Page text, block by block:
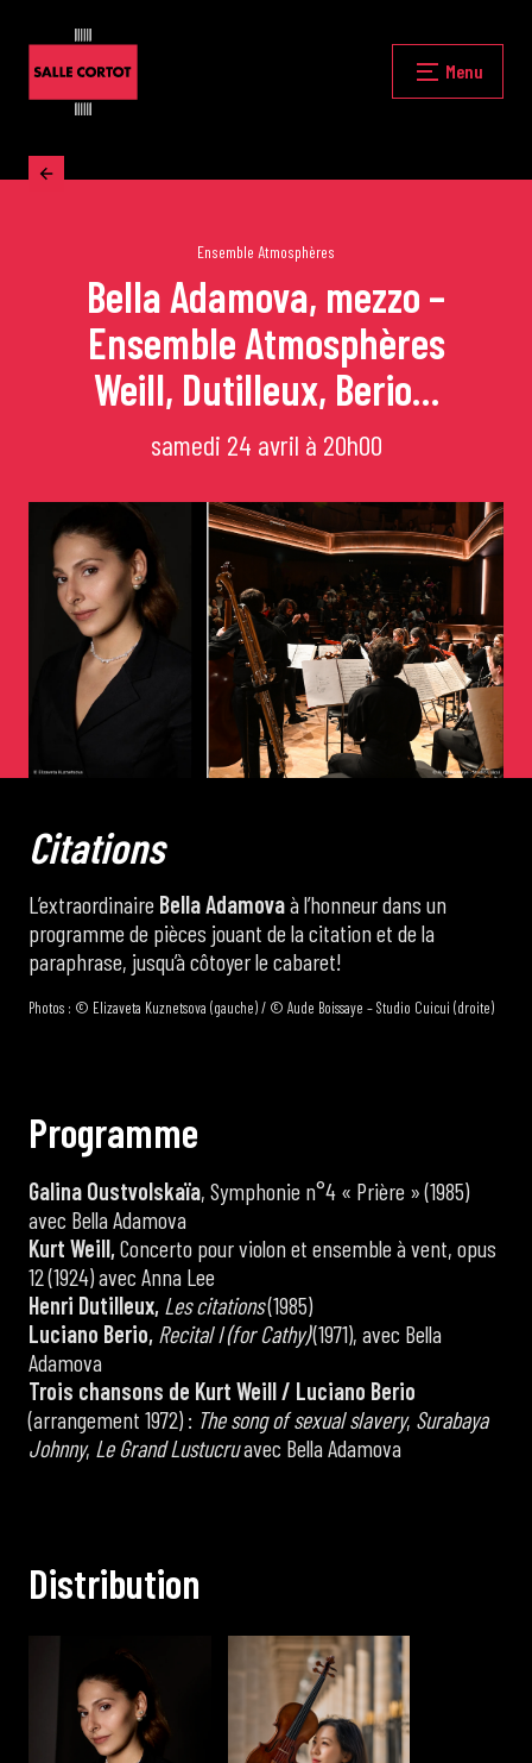
Fermer
Accueil
La programmation
Les grands concerts
Les Masterclasses
Les Rencontres Musicales
de Cortot
Concerts de midi et demi
Scolaires / Pass Culture
La salle
L’événementiel
Menu
Ensemble Atmosphères
Bella Adamova, mezzo –
Ensemble Atmosphères
Weill, Dutilleux, Berio…
samedi 24 avril à 20h00
Citations
L’extraordinaire Bella Adamovaà l’honneur dans un
programme de pièces jouant de la citation et de la
paraphrase, jusqu’à côtoyer le cabaret!
Photos : © Elizaveta Kuznetsova (gauche) / © Aude Boissaye – Studio Cuicui (droite)
Programme
Galina Oustvolskaïa, Symphonie n°4 « Prière » (1985)
avec Bella Adamova
Kurt Weill,Concerto pour violon et ensemble à vent, opus
12 (1924) avec Anna Lee
Henri Dutilleux, Les citations(1985)
Luciano Berio, Recital I (for Cathy)(1971), avec Bella
Adamova
Trois chansons de Kurt Weill / Luciano Berio
(arrangement 1972) : The song of sexual slavery, Surabaya
Johnny, Le Grand Lustucruavec Bella Adamova
Distribution